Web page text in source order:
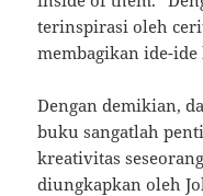
terinspirasi oleh
membagikan ide-
Dengan demikian,
buku sangatlah
kreativitas
diungkapkan oleh